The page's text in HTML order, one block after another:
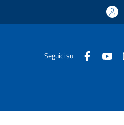
Seguici su